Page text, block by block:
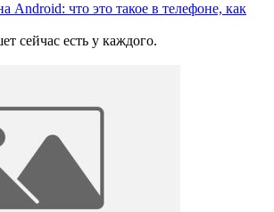
Android: что это такое в телефоне, как
сейчас есть у каждого.